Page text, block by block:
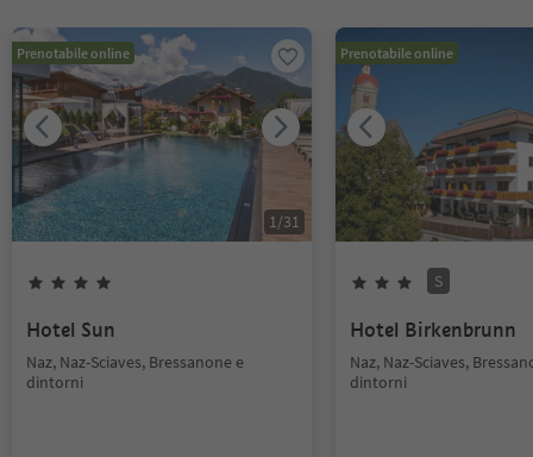
Prenotabile online
1/31
Hotel Sun
Naz, Naz-Sciaves, Bressanone e
dintorni
Prenotabile online
S
Hotel Birkenbrunn
Naz, Naz-Sciaves,
dintorni